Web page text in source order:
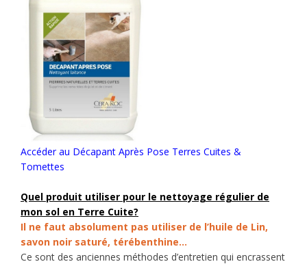
Accéder au Décapant Après Pose Terres Cuites &
Tomettes
Quel produit utiliser pour le nettoyage régulier de
mon sol en Terre Cuite?
Il ne faut absolument pas utiliser de l’huile de Lin,
savon noir saturé, térébenthine…
Ce sont des anciennes méthodes d’entretien qui encrassent